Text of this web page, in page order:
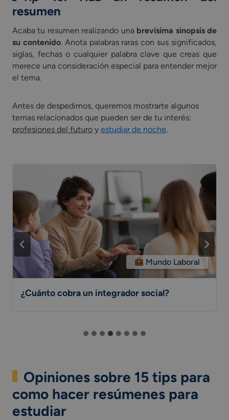
resumen
Acaba tu resumen realizando una brevísima sinopsis de
su contenido. Anota palabras raras con sus significados,
siglas, fechas o cualquier palabra clave que creas que
merece una consideración especial para entender mejor
el tema.
Antes de despedirnos, queremos mostrarte algunos
temas relacionados que pueden ser de tu interés:
profesiones del futuro y estudiar de noche.
Mundo Laboral
¿Cuánto cobra un integrador social?
Opiniones sobre 15 tips para
como hacer resúmenes para
estudiar